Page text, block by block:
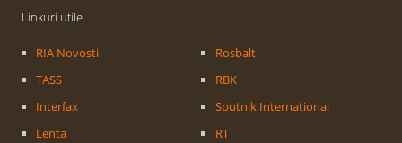
Linkuri utile
RIA Novosti
TASS
Interfax
Lenta
Rosbalt
RBK
Sputnik International
RT